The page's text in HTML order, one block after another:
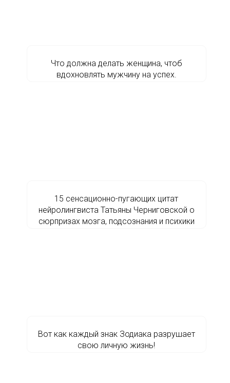
Что должна делать женщина, чтоб
вдохновлять мужчину на успех.
15 сенсационно-пугающих цитат
нейролингвиста Татьяны Черниговской о
сюрпризах мозга, подсознания и психики
Вот как каждый знак Зодиака разрушает
свою личную жизнь!